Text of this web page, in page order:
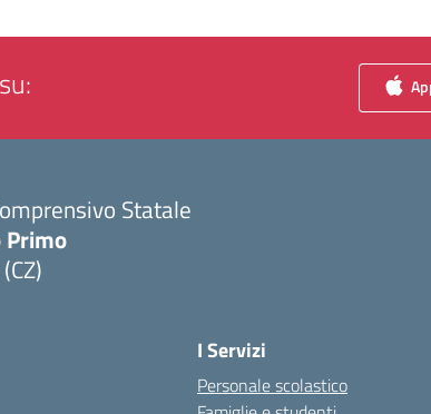
Statale
Primo
I Servizi
Personale scolastico